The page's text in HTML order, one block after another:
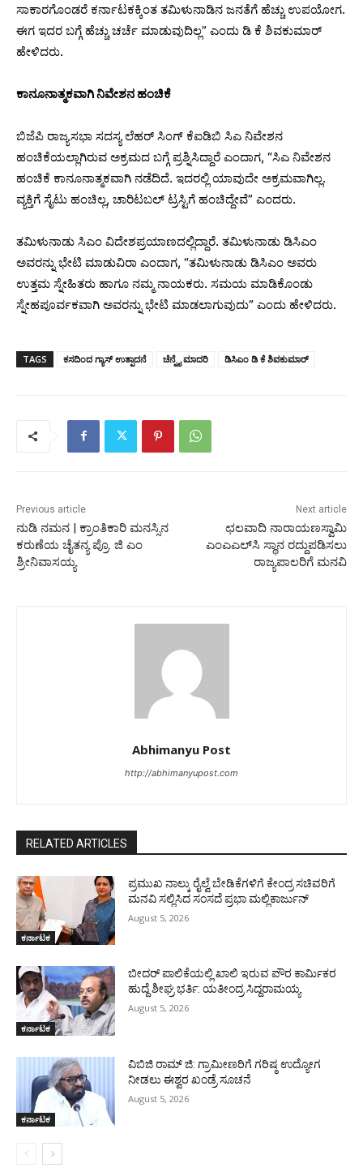
ಸಾಕಾರಗೊಂಡರೆ ಕರ್ನಾಟಕಕ್ಕಿಂತ ತಮಿಳುನಾಡಿನ ಜನತೆಗೆ ಹೆಚ್ಚು ಉಪಯೋಗ.
ಈಗ ಇದರ ಬಗ್ಗೆ ಹೆಚ್ಚು ಚರ್ಚೆ ಮಾಡುವುದಿಲ್ಲ” ಎಂದು ಡಿ ಕೆ ಶಿವಕುಮಾರ್
ಹೇಳಿದರು.
ಕಾನೂನಾತ್ಮಕವಾಗಿ ನಿವೇಶನ ಹಂಚಿಕೆ
ಬಿಜೆಪಿ ರಾಜ್ಯಸಭಾ ಸದಸ್ಯ ಲೆಹರ್ ಸಿಂಗ್ ಕೆಐಡಿಬಿ ಸಿಎ ನಿವೇಶನ
ಹಂಚಿಕೆಯಲ್ಲಾಗಿರುವ ಅಕ್ರಮದ ಬಗ್ಗೆ ಪ್ರಶ್ನಿಸಿದ್ದಾರೆ ಎಂದಾಗ, “ಸಿಎ ನಿವೇಶನ
ಹಂಚಿಕೆ ಕಾನೂನಾತ್ಮಕವಾಗಿ ನಡೆದಿದೆ. ಇದರಲ್ಲಿ ಯಾವುದೇ ಅಕ್ರಮವಾಗಿಲ್ಲ.
ವ್ಯಕ್ತಿಗೆ ಸೈಟು ಹಂಚಿಲ್ಲ, ಚಾರಿಟಬಲ್ ಟ್ರಸ್ಟಿಗೆ ಹಂಚಿದ್ದೇವೆ” ಎಂದರು.
ತಮಿಳುನಾಡು ಸಿಎಂ ವಿದೇಶಪ್ರಯಾಣದಲ್ಲಿದ್ದಾರೆ. ತಮಿಳುನಾಡು ಡಿಸಿಎಂ
ಅವರನ್ನು ಭೇಟಿ ಮಾಡುವಿರಾ ಎಂದಾಗ, “ತಮಿಳುನಾಡು ಡಿಸಿಎಂ ಅವರು
ಉತ್ತಮ ಸ್ನೇಹಿತರು ಹಾಗೂ ನಮ್ಮ ನಾಯಕರು. ಸಮಯ ಮಾಡಿಕೊಂಡು
ಸ್ನೇಹಪೂರ್ವಕವಾಗಿ ಅವರನ್ನು ಭೇಟಿ ಮಾಡಲಾಗುವುದು” ಎಂದು ಹೇಳಿದರು.
TAGS ಕಸದಿಂದ ಗ್ಯಾಸ್ ಉತ್ಪಾದನೆ ಚೆನ್ನೈ ಮಾದರಿ ಡಿಸಿಎಂ ಡಿ ಕೆ ಶಿವಕುಮಾರ್
Previous article
ನುಡಿ ನಮನ | ಕ್ರಾಂತಿಕಾರಿ ಮನಸ್ಸಿನ
ಕರುಣೆಯ ಚೈತನ್ಯ ಪ್ರೊ. ಜಿ ಎಂ
ಶ್ರೀನಿವಾಸಯ್ಯ
Next article
ಛಲವಾದಿ ನಾರಾಯಣಸ್ವಾಮಿ
ಎಂಎಎಲ್‌ಸಿ ಸ್ಥಾನ ರದ್ದುಪಡಿಸಲು
ರಾಜ್ಯಪಾಲರಿಗೆ ಮನವಿ
Abhimanyu Post
http://abhimanyupost.com
RELATED ARTICLES
ಕರ್ನಾಟಕ
ಪ್ರಮುಖ ನಾಲ್ಕು ರೈಲ್ವೆ ಬೇಡಿಕೆಗಳಿಗೆ ಕೇಂದ್ರ ಸಚಿವರಿಗೆ
ಮನವಿ ಸಲ್ಲಿಸಿದ ಸಂಸದೆ ಪ್ರಭಾ ಮಲ್ಲಿಕಾರ್ಜುನ್
August 5, 2026
ಕರ್ನಾಟಕ
ಬೀದರ್ ಪಾಲಿಕೆಯಲ್ಲಿ ಖಾಲಿ ಇರುವ ಪೌರ ಕಾರ್ಮಿಕರ
ಹುದ್ದೆ ಶೀಘ್ರ ಭರ್ತಿ: ಯತೀಂದ್ರ ಸಿದ್ದರಾಮಯ್ಯ
August 5, 2026
ಕರ್ನಾಟಕ
ವಿಬಿಜಿ ರಾಮ್ ಜಿ: ಗ್ರಾಮೀಣರಿಗೆ ಗರಿಷ್ಠ ಉದ್ಯೋಗ
ನೀಡಲು ಈಶ್ವರ ಖಂಡ್ರೆ ಸೂಚನೆ
August 5, 2026